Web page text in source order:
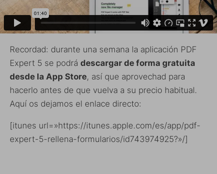
Recordad: durante una semana la aplicación PDF
Expert 5 se podrá descargar de forma gratuita
desde la App Store, así que aprovechad para
hacerlo antes de que vuelva a su precio habitual.
Aquí os dejamos el enlace directo:
[itunes url=»https://itunes.apple.com/es/app/pdf-
expert-5-rellena-formularios/id743974925?»/]